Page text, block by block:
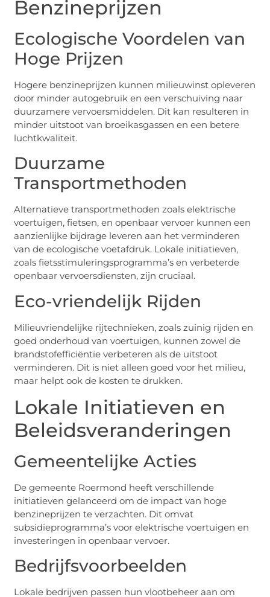
Benzineprijzen
Ecologische Voordelen van
Hoge Prijzen
Hogere benzineprijzen kunnen milieuwinst opleveren
door minder autogebruik en een verschuiving naar
duurzamere vervoersmiddelen. Dit kan resulteren in
minder uitstoot van broeikasgassen en een betere
luchtkwaliteit.
Duurzame
Transportmethoden
Alternatieve transportmethoden zoals elektrische
voertuigen, fietsen, en openbaar vervoer kunnen een
aanzienlijke bijdrage leveren aan het verminderen
van de ecologische voetafdruk. Lokale initiatieven,
zoals fietsstimuleringsprogramma’s en verbeterde
openbaar vervoersdiensten, zijn cruciaal.
Eco-vriendelijk Rijden
Milieuvriendelijke rijtechnieken, zoals zuinig rijden en
goed onderhoud van voertuigen, kunnen zowel de
brandstofefficiëntie verbeteren als de uitstoot
verminderen. Dit is niet alleen goed voor het milieu,
maar helpt ook de kosten te drukken.
Lokale Initiatieven en
Beleidsveranderingen
Gemeentelijke Acties
De gemeente Roermond heeft verschillende
initiatieven gelanceerd om de impact van hoge
benzineprijzen te verzachten. Dit omvat
subsidieprogramma’s voor elektrische voertuigen en
investeringen in openbaar vervoer.
Bedrijfsvoorbeelden
Lokale bedrijven passen hun vlootbeheer aan om